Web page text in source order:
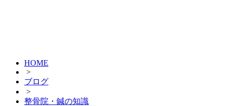
HOME
>
ブログ
>
整骨院・鍼の知識